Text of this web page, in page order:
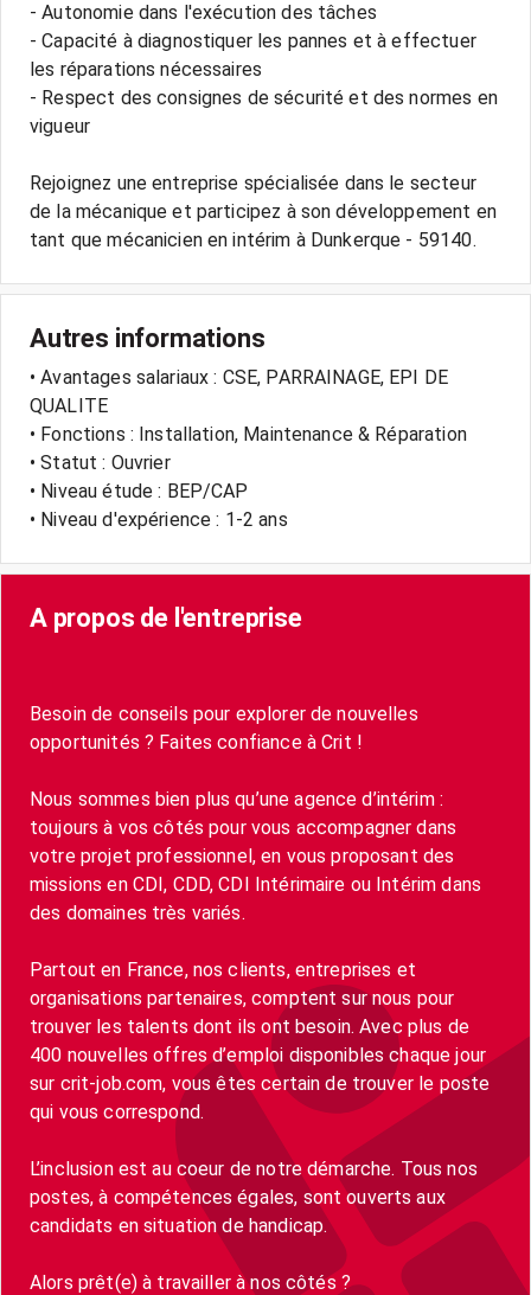
- Autonomie dans l'exécution des tâches
- Capacité à diagnostiquer les pannes et à effectuer
les réparations nécessaires
- Respect des consignes de sécurité et des normes en
vigueur
Rejoignez une entreprise spécialisée dans le secteur
de la mécanique et participez à son développement en
Autres informations
• Avantages salariaux : CSE, PARRAINAGE, EPI DE
QUALITE
• Fonctions : Installation, Maintenance & Réparation
• Statut : Ouvrier
• Niveau étude : BEP/CAP
• Niveau d'expérience : 1-2 ans
A propos de l'entreprise
Besoin de conseils pour explorer de nouvelles
opportunités ? Faites confiance à Crit !
Nous sommes bien plus qu’une agence d’intérim :
toujours à vos côtés pour vous accompagner dans
votre projet professionnel, en vous proposant des
missions en CDI, CDD, CDI Intérimaire ou Intérim dans
des domaines très variés.
Partout en France, nos clients, entreprises et
organisations partenaires, comptent sur nous pour
trouver les talents dont ils ont besoin. Avec plus de
400 nouvelles offres d’emploi disponibles chaque jour
sur crit-job.com, vous êtes certain de trouver le poste
qui vous correspond.
L’inclusion est au coeur de notre démarche. Tous nos
postes, à compétences égales, sont ouverts aux
candidats en situation de handicap.
Alors prêt(e) à travailler à nos côtés ?